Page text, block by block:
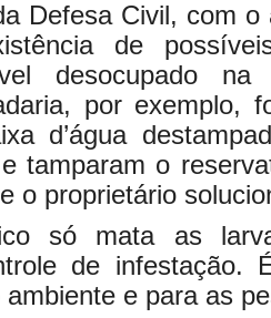
Defesa Civil, com
de
desocupado na
por exemplo,
d’água
tamparam o
o proprietário
só mata as
de infestação.
e para as